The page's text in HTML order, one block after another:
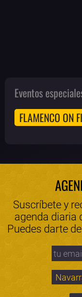
Eventos
FLAMENCO ON
Suscríbete y
agenda diaria
Puedes darte